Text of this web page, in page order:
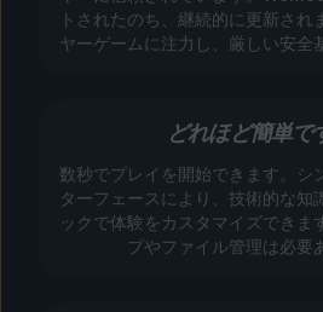
トされたのち、継続的に更新され
ヤーゲームに注力し、厳しい安全
どれほど簡単で
数秒でプレイを開始できます。シ
ターフェースにより、技術的な知
ックで体験をカスタマイズできま
プやファイル管理は必要